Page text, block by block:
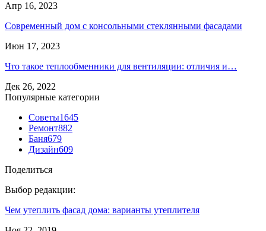
Апр 16, 2023
Современный дом с консольными стеклянными фасадами
Июн 17, 2023
Что такое теплообменники для вентиляции: отличия и…
Дек 26, 2022
Популярные категории
Советы1645
Ремонт882
Баня679
Дизайн609
Поделиться
Выбор редакции:
Чем утеплить фасад дома: варианты утеплителя